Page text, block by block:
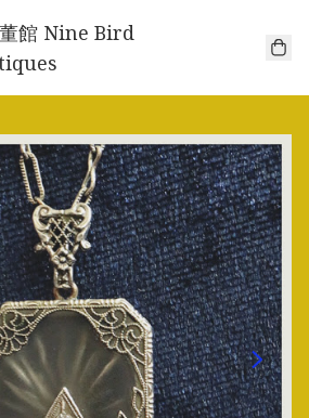
館 Nine Bird